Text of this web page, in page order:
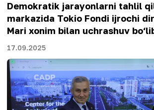
Demokratik jarayonlarni tahlil
markazida Tokio Fondi ijrochi
Mari xonim bilan uchrashuv
17.09.2025